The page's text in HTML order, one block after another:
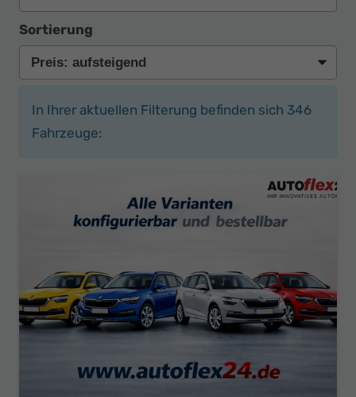
Sortierung
In Ihrer aktuellen Filterung befinden sich 346
Fahrzeuge: